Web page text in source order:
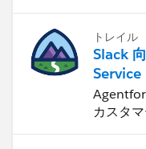
トレイル
Slack
Service
カスタ